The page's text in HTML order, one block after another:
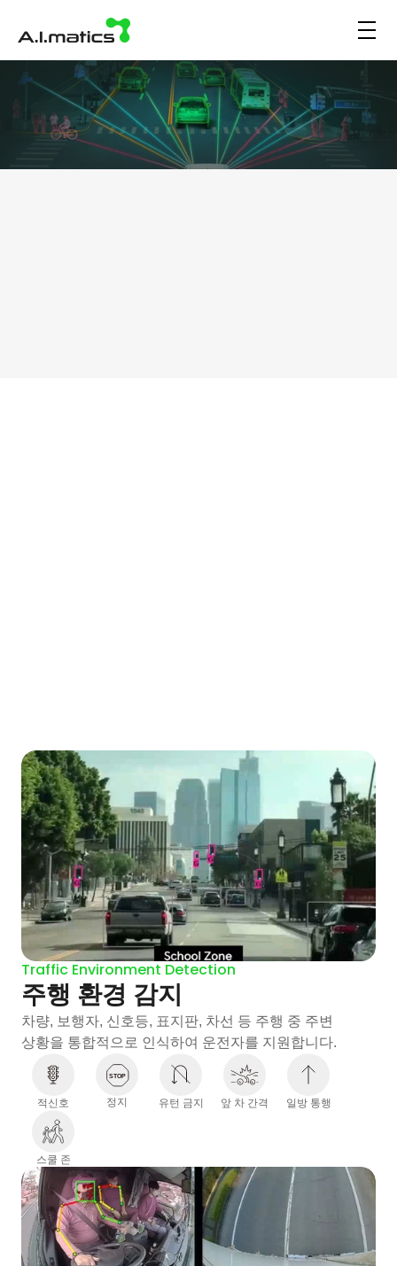
Traffic Environment Detection
주행 환경 감지
차량, 보행자, 신호등, 표지판, 차선 등 주행 중 주변
상황을 통합적으로 인식하여 운전자를 지원합니다.
적신호
STOP
정지 유턴 금지 앞 차 간격 일방 통행
스쿨 존